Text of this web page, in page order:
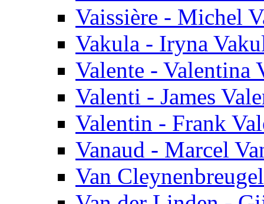
Vaissière - Michel
Vakula - Iryna
Valente - Valentina
Valenti - James
Valentin - Frank
Vanaud - Marcel
Van